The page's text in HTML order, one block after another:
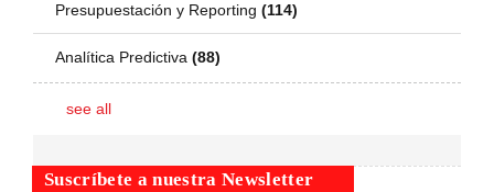
Presupuestación y Reporting (114)
Analítica Predictiva (88)
see all
Suscríbete a nuestra Newsletter